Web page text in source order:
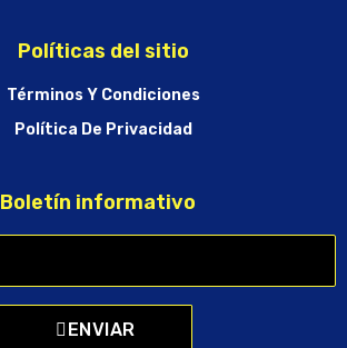
Políticas del sitio
Términos Y Condiciones
Política De Privacidad
Boletín informativo
ENVIAR